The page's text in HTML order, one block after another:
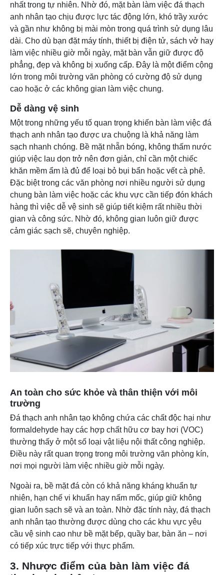
nhất trong tự nhiên. Nhờ đó, mặt bàn làm việc đá thạch
anh nhân tạo chịu được lực tác động lớn, khó trầy xước
và gần như không bị mài mòn trong quá trình sử dụng lâu
dài. Cho dù bạn đặt máy tính, thiết bị điện tử, sách vở hay
làm việc nhiều giờ mỗi ngày, mặt bàn vẫn giữ được độ
phẳng, đẹp và không bị xuống cấp. Đây là một điểm cộng
lớn trong môi trường văn phòng có cường độ sử dụng
cao hoặc ở các không gian làm việc chung.
Dễ dàng vệ sinh
Một trong những yếu tố quan trọng khiến bàn làm việc đá
thạch anh nhân tạo được ưa chuộng là khả năng làm
sạch nhanh chóng. Bề mặt nhẵn bóng, không thấm nước
giúp việc lau dọn trở nên đơn giản, chỉ cần một chiếc
khăn mềm ẩm là đủ để loại bỏ bụi bẩn hoặc vết cà phê.
Đặc biệt trong các văn phòng nơi nhiều người sử dụng
chung bàn làm việc hoặc các khu vực cần tiếp đón khách
hàng thì việc dễ vệ sinh sẽ giúp tiết kiệm rất nhiều thời
gian và công sức. Nhờ đó, không gian luôn giữ được
cảm giác sạch sẽ, chuyên nghiệp.
An toàn cho sức khỏe và thân thiện với môi
trường
Đá thạch anh nhân tạo không chứa các chất độc hại như
formaldehyde hay các hợp chất hữu cơ bay hơi (VOC)
thường thấy ở một số loại vật liệu nội thất công nghiệp.
Điều này rất quan trọng trong môi trường văn phòng kín,
nơi mọi người làm việc nhiều giờ mỗi ngày.
Ngoài ra, bề mặt đá còn có khả năng kháng khuẩn tự
nhiên, hạn chế vi khuẩn hay nấm mốc, giúp giữ không
gian luôn sạch sẽ và an toàn. Nhờ đặc tính này, đá thạch
anh nhân tạo thường được dùng cho các khu vực yêu
cầu vệ sinh cao như bề mặt bếp, quầy bar, bàn ăn – nơi
có tiếp xúc trực tiếp với thực phẩm.
3. Nhược điểm của bàn làm việc đá